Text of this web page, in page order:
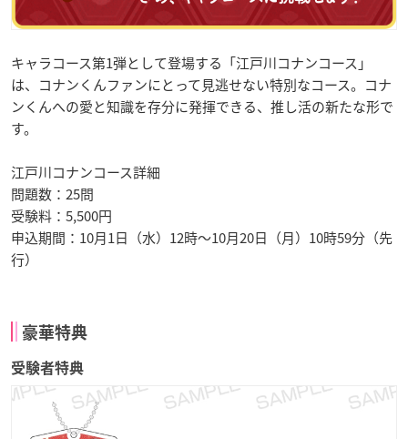
キャラコース第1弾として登場する「江戸川コナンコース」
は、コナンくんファンにとって見逃せない特別なコース。コナ
ンくんへの愛と知識を存分に発揮できる、推し活の新たな形で
す。
江戸川コナンコース詳細
問題数：25問
受験料：5,500円
申込期間：10月1日（水）12時～10月20日（月）10時59分（先
行）
豪華特典
受験者特典